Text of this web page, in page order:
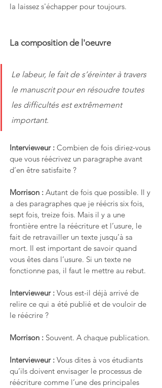
la laissez s'échapper pour toujours.
La composition de l'oeuvre
Le labeur, le fait de s’éreinter à travers
le manuscrit pour en résoudre toutes
les difficultés est extrêmement
important.
Intervieweur : Combien de fois diriez-vous
que vous réécrivez un paragraphe avant
d’en être satisfaite ?
Morrison : Autant de fois que possible. Il y
a des paragraphes que je réécris six fois,
sept fois, treize fois. Mais il y a une
frontière entre la réécriture et l’usure, le
fait de retravailler un texte jusqu’à sa
mort. Il est important de savoir quand
vous êtes dans l’usure. Si un texte ne
fonctionne pas, il faut le mettre au rebut.
Intervieweur : Vous est-il déjà arrivé de
relire ce qui a été publié et de vouloir de
le réécrire ?
Morrison : Souvent. A chaque publication.
Intervieweur : Vous dites à vos étudiants
qu’ils doivent envisager le processus de
réécriture comme l’une des principales